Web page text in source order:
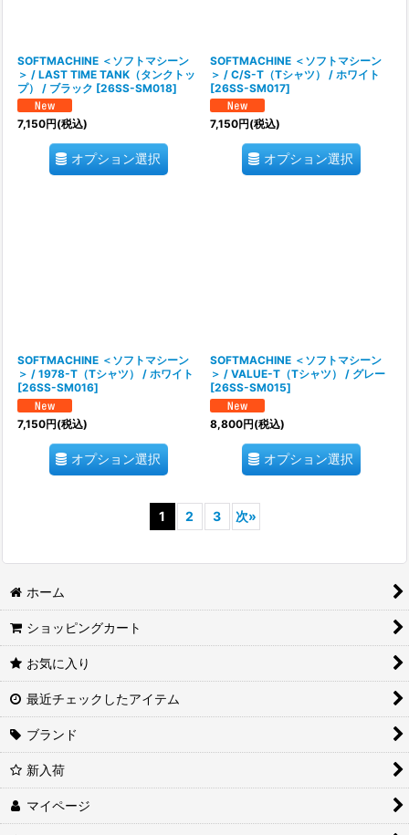
SOFTMACHINE ＜ソフトマシーン
＞ / LAST TIME TANK（タンクトッ
プ） / ブラック [26SS-SM018]
7,150円(税込)
オプション選択
SOFTMACHINE ＜ソフトマシーン
＞ / C/S-T（Tシャツ） / ホワイト
[26SS-SM017]
7,150円(税込)
オプション選択
SOFTMACHINE ＜ソフトマシーン
＞ / 1978-T（Tシャツ） / ホワイト
[26SS-SM016]
7,150円(税込)
オプション選択
SOFTMACHINE ＜ソフトマシーン
＞ / VALUE-T（Tシャツ） / グレー
[26SS-SM015]
8,800円(税込)
オプション選択
1 2 3 次»
ホーム
ショッピングカート
お気に入り
最近チェックしたアイテム
ブランド
新入荷
マイページ